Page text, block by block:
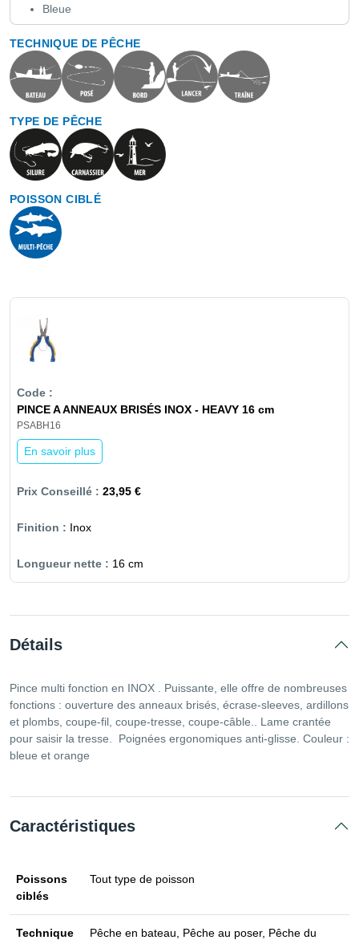
Bleue
TECHNIQUE DE PÊCHE
TYPE DE PÊCHE
POISSON CIBLÉ
PINCE A ANNEAUX BRISÉS INOX - HEAVY 16 cm
PSABH16
En savoir plus
23,95 €
Inox
16 cm
Détails
Pince multi fonction en INOX . Puissante, elle offre de nombreuses
fonctions : ouverture des anneaux brisés, écrase-sleeves, ardillons
et plombs, coupe-fil, coupe-tresse, coupe-câble.. Lame crantée
pour saisir la tresse. Poignées ergonomiques anti-glisse. Couleur :
bleue et orange
Caractéristiques
Poissons
ciblés
Tout type de poisson
Technique
Pêche en bateau, Pêche au poser, Pêche du